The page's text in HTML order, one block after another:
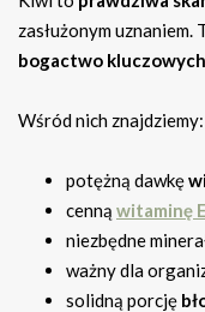
zasłużonym
bogactwo
Wśród nich znajdziemy:
potężną dawkę
cenną witaminę E
niezbędne
ważny dla
solidną porcję